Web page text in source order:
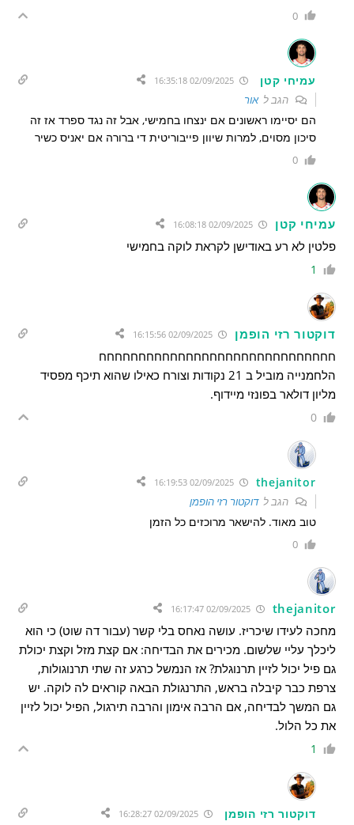
0
עמיחי קטן
הגב לאור
הם יסיימו ראשונים אם ינצחו בחמישי, אבל זה נגד ספרד אז זה
סיכון מסוים, למרות שיוון פייבוריטית די ברורה אם יאניס כשיר
0
עמיחי קטן
פלטין לא רע באודישן לקראת לוקה בחמישי
1
דוקטור רזי הופמן
חחחחחחחחחחחחחחחחחחחחחחחחחחחחחח
הלחמנייה מוביל ב 21 נקודות וצורח כאילו שהוא תיכף מפסיד
מליון דולאר בפונזי מיידוף.
0
thejanitor
02/09/2025 16:19:53
הגב לדוקטור רזי הופמן
טוב מאוד. להישאר מרוכזים כל הזמן
0
thejanitor
02/09/2025 16:17:47
מחכה לעידו שיכריז. עושה נאחס בלי קשר (עבור דה שוט) כי הוא
ליכלך עליי שלשום. מכירים את הבדיחה: אם קצת מזל וקצת יכולת
גם פיל יכול לזיין תרנוגלת? אז הנמשל כרגע זה שתי תרנוגולות,
צרפת כבר קיבלה בראש, התרנגולת הבאה קוראים לה לוקה. יש
גם המשך לבדיחה, אם הרבה אימון והרבה תירגול, הפיל יכול לזיין
את כל הלול.
1
דוקטור רזי הופמן